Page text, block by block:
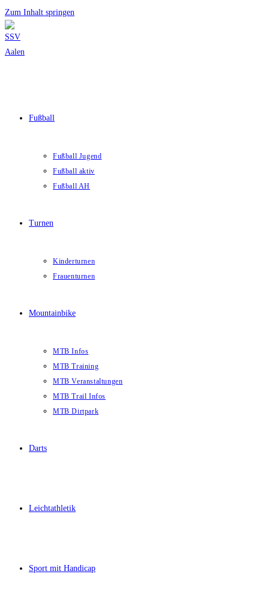
Zum Inhalt springen
Fußball
Fußball Jugend
Fußball aktiv
Fußball AH
Turnen
Kinderturnen
Frauenturnen
Mountainbike
MTB Infos
MTB Training
MTB Veranstaltungen
MTB Trail Infos
MTB Dirtpark
Darts
Leichtathletik
Sport mit Handicap